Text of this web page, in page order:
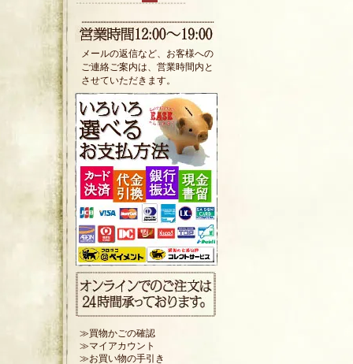
メールの返信など、お客様への
ご連絡ご案内は、営業時間内と
させていただきます。
≫買物かごの確認
≫マイアカウント
≫お買い物の手引き